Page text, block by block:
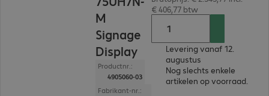
M
Signage
Display
Productnr.:
4905060-03
Fabrikant-nr.:
€ 406,77 btw
Levering vanaf 12.
augustus
Nog slechts enkele
artikelen op voorraad.